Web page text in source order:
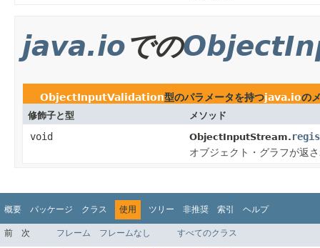
java.ioでの
ObjectInputValidation型のパラメータを持つjava.ioの
修飾子と型 メソッド
void ObjectInputStream.
オブジェクト・グラフが返
概要 パッケージ クラス 使用 ツリー 非推奨 索引 ヘルプ
前 次 フレーム フレームなし すべてのクラス